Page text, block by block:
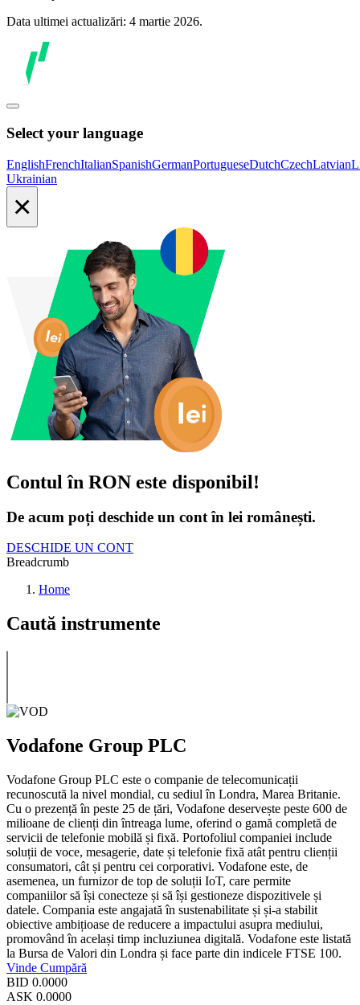
Data ultimei actualizări: 4 martie 2026.
Select your language
EnglishFrenchItalianSpanishGermanPortugueseDutchCzechLatvian
Ukrainian
×
Contul în RON este disponibil!
De acum poți deschide un cont în lei românești.
DESCHIDE UN CONT
Breadcrumb
Home
Caută instrumente
Vodafone Group PLC
Vodafone Group PLC este o companie de telecomunicații
recunoscută la nivel mondial, cu sediul în Londra, Marea Britanie.
Cu o prezență în peste 25 de țări, Vodafone deservește peste 600 de
milioane de clienți din întreaga lume, oferind o gamă completă de
servicii de telefonie mobilă și fixă. Portofoliul companiei include
soluții de voce, mesagerie, date și telefonie fixă atât pentru clienții
consumatori, cât și pentru cei corporativi. Vodafone este, de
asemenea, un furnizor de top de soluții IoT, care permite
companiilor să își conecteze și să își gestioneze dispozitivele și
datele. Compania este angajată în sustenabilitate și și-a stabilit
obiective ambițioase de reducere a impactului asupra mediului,
promovând în același timp incluziunea digitală. Vodafone este listată
la Bursa de Valori din Londra și face parte din indicele FTSE 100.
Vinde Cumpără
BID 0.0000
ASK 0.0000